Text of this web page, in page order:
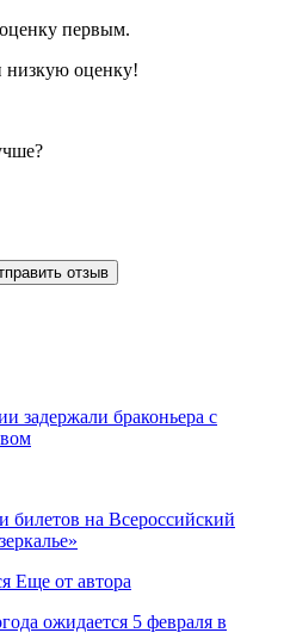
первым.
низкую оценку!
отзыв
задержали браконьера с
билетов на Всероссийский
Еще от автора
ожидается 5 февраля в